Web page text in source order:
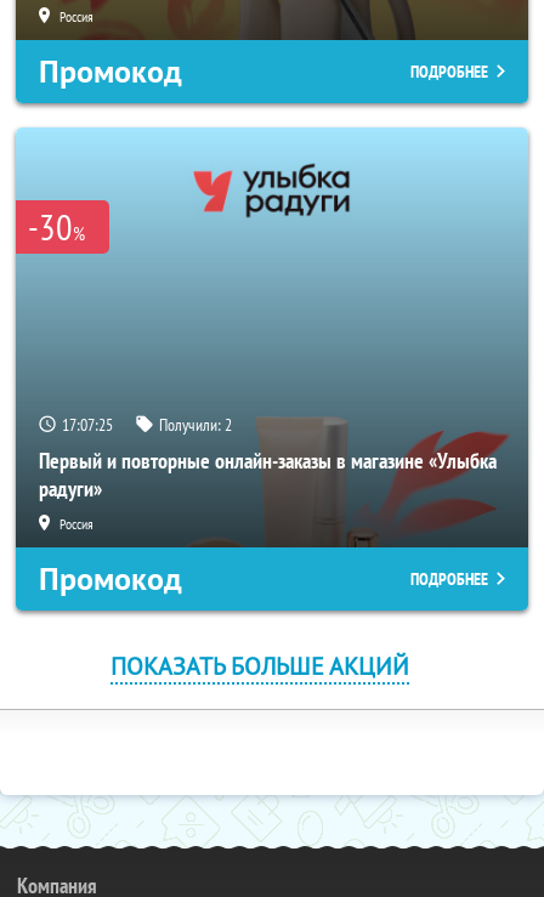
Россия
Промокод ПОДРОБНЕЕ
-30%
17:07:24 Получили:2
Первый и повторные онлайн-заказы в магазине «Улыбка
радуги»
Россия
Промокод ПОДРОБНЕЕ
ПОКАЗАТЬ БОЛЬШЕ АКЦИЙ
Компания